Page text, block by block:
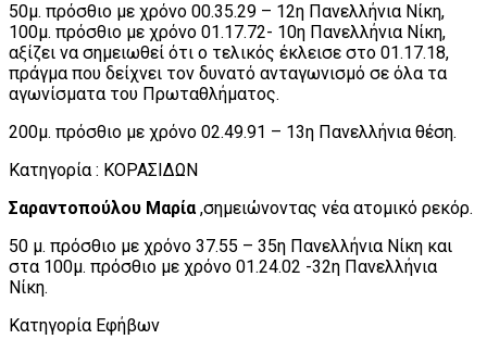
50μ. πρόσθιο με χρόνο 00.35.29 – 12η Πανελλήνια Νίκη,
100μ. πρόσθιο με χρόνο 01.17.72- 10η Πανελλήνια Νίκη,
αξίζει να σημειωθεί ότι ο τελικός έκλεισε στο 01.17.18,
πράγμα που δείχνει τον δυνατό ανταγωνισμό σε όλα τα
αγωνίσματα του Πρωταθλήματος.
200μ. πρόσθιο με χρόνο 02.49.91 – 13η Πανελλήνια θέση.
Κατηγορία : ΚΟΡΑΣΙΔΩΝ
Σαραντοπούλου Μαρία,σημειώνοντας νέα ατομικό ρεκόρ.
50 μ. πρόσθιο με χρόνο 37.55 – 35η Πανελλήνια Νίκη και
στα 100μ. πρόσθιο με χρόνο 01.24.02 -32η Πανελλήνια
Νίκη.
Κατηγορία Εφήβων